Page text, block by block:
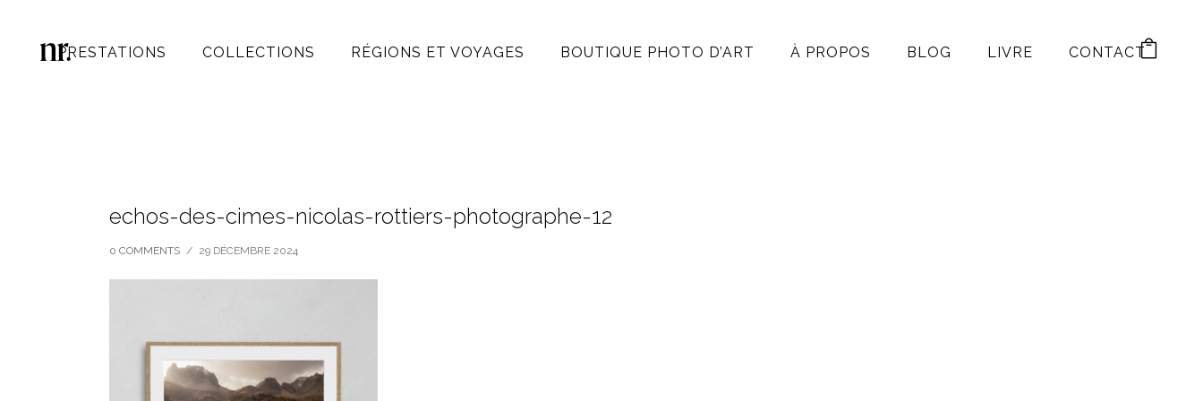
PRESTATIONS COLLECTIONS RÉGIONS ET VOYAGES BOUTIQUE PHOTO D’ART À PROPOS BLOG LIVRE CONTACT
echos-des-cimes-nicolas-rottiers-photographe-12
0 COMMENTS / 29 DÉCEMBRE 2024